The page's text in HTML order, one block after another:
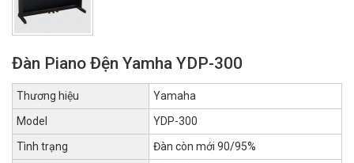
Đàn Piano Đện Yamha YDP-300
Thương hiệu
Yamaha
Model
YDP-300
Tình trạng
Đàn còn mới 90/95%